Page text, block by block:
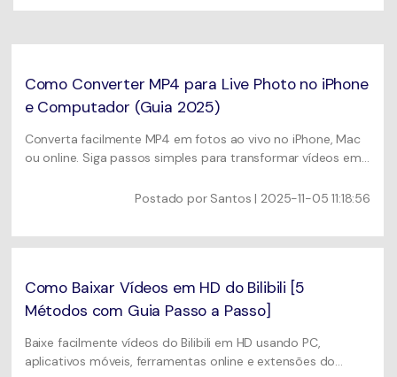
Usuários de Filmes
Usuários de DVD
Vídeo Tutorial
Assista ao tutorial em vídeo para aprender como usar o
UniConverter.
Especificaciones Técnicas
suportados pelo UniConverter.
O que há de novo?
Pesquisar
Como Converter MP4 para Live Photo no iPhone
e Computador (Guia 2025)
Converta facilmente MP4 em fotos ao vivo no iPhone, Mac
ou online. Siga passos simples para transformar vídeos em
Postado por Santos | 2025-11-05 11:18:56
Como Baixar Vídeos em HD do Bilibili [5
Métodos com Guia Passo a Passo]
Baixe facilmente vídeos do Bilibili em HD usando PC,
aplicativos móveis, ferramentas online e extensões do